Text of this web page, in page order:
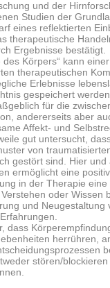
und der
Studien der
eines reflektierten
therapeutische
Ergebnisse bestätigt.
des Körpers“ kann
therapeutischen
Erlebnisse
gespeichert
für die
andererseits aber
Affekt- und
gut untersucht,
von
gestört sind. Hier und
ermöglicht eine
in der Therapie eine
oder Wissen
und Neugestaltung
dass
herrühren,
stören/